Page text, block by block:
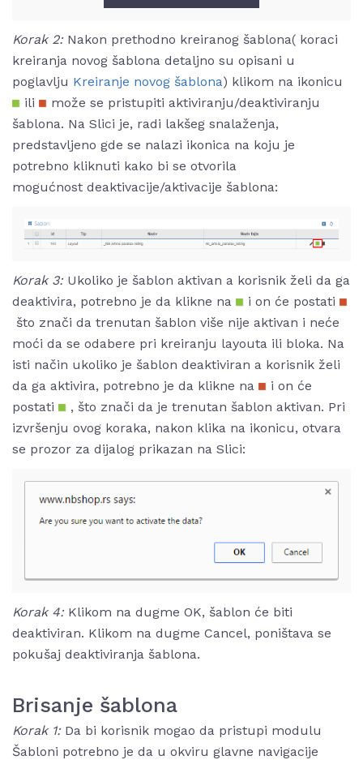
Korak 2: Nakon prethodno kreiranog šablona( koraci
kreiranja novog šablona detaljno su opisani u
poglavlju Kreiranje novog šablona) klikom na ikonicu
ili
može se pristupiti aktiviranju/deaktiviranju
šablona. Na Slici je, radi lakšeg snalaženja,
predstavljeno gde se nalazi ikonica na koju je
potrebno kliknuti kako bi se otvorila
mogućnost deaktivacije/aktivacije šablona:
Korak 3: Ukoliko je šablon aktivan a korisnik želi da ga
deaktivira, potrebno je da klikne na
i on će postati
što znači da trenutan šablon više nije aktivan i neće
moći da se odabere pri kreiranju layouta ili bloka. Na
isti način ukoliko je šablon deaktiviran a korisnik želi
da ga aktivira, potrebno je da klikne na
i on će
postati
, što znači da je trenutan šablon aktivan. Pri
izvršenju ovog koraka, nakon klika na ikonicu, otvara
se prozor za dijalog prikazan na Slici:
Korak 4:Klikom na dugme OK, šablon će biti
deaktiviran. Klikom na dugme Cancel, poništava se
pokušaj deaktiviranja šablona.
Brisanje šablona
Korak 1: Da bi korisnik mogao da pristupi modulu
Šabloni potrebno je da u okviru glavne navigacije